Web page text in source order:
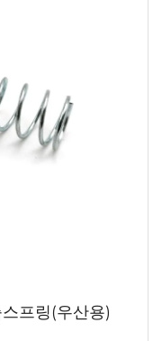
프링(우산용)